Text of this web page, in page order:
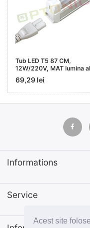
Acest site
Tub LED T5 87 CM,
12W/220V, MAT lumina
69,29 lei
Informations
Service